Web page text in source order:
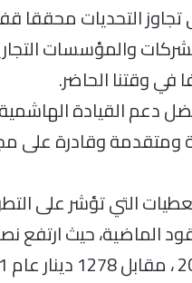
تجاوز التحديات محققا
والمؤسسات
دعم القيادة
وقادرة على
التي تؤشر على
الماضية، حيث ارتفع